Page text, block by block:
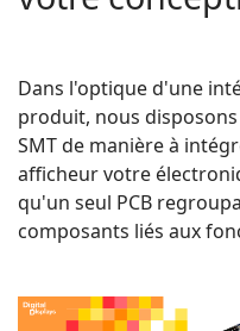
Dans l'optique d'une
produit, nous
SMT de manière à
afficheur votre
qu'un seul PCB
composants liés aux